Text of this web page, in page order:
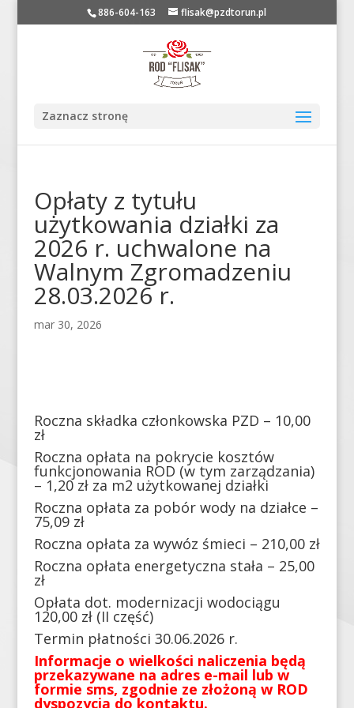
886-604-163 flisak@pzdtorun.pl
Zaznacz stronę
Opłaty z tytułu
użytkowania działki za
2026 r. uchwalone na
Walnym Zgromadzeniu
28.03.2026 r.
mar 30, 2026
Roczna składka członkowska PZD – 10,00
zł
Roczna opłata na pokrycie kosztów
funkcjonowania ROD (w tym zarządzania)
– 1,20 zł za m2 użytkowanej działki
Roczna opłata za pobór wody na działce –
75,09 zł
Roczna opłata za wywóz śmieci – 210,00 zł
Roczna opłata energetyczna stała – 25,00
zł
Opłata dot. modernizacji wodociągu
120,00 zł (II część)
Termin płatności 30.06.2026 r.
Informacje o wielkości naliczenia będą
przekazywane na adres e-mail lub w
formie sms, zgodnie ze złożoną w ROD
dyspozycją do kontaktu.